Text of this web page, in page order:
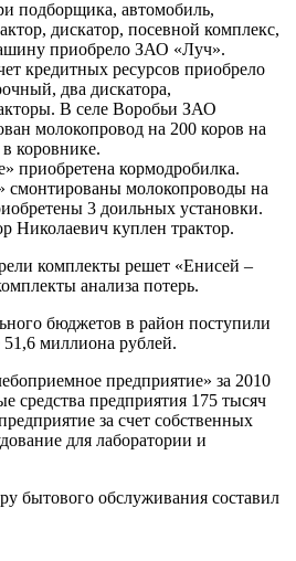
подборщика, автомобиль,
дискатор, посевной комплекс,
приобрело ЗАО «Луч».
кредитных ресурсов приобрело
два дискатора,
В селе Воробьи ЗАО
молокопровод на 200 коров на
коровнике.
приобретена кормодробилка.
смонтированы молокопроводы на
3 доильных установки.
Николаевич куплен трактор.
комплекты решет «Енисей –
анализа потерь.
бюджетов в район поступили
миллиона рублей.
предприятие» за 2010
средства предприятия 175 тысяч
за счет собственных
для лаборатории и
бытового обслуживания составил